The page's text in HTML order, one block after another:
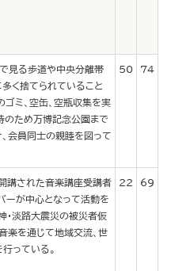
見る歩道や中央分離帯
く捨てられていること
ゴミ、空缶、空瓶収集を実
のため万博記念公園まで
会員同士の親睦を図って
50 74
講された音楽講座受講者
ーが中心となって活動を
・淡路大震災の被災者仮
楽を通じて地域交流、世
っている。
22 69